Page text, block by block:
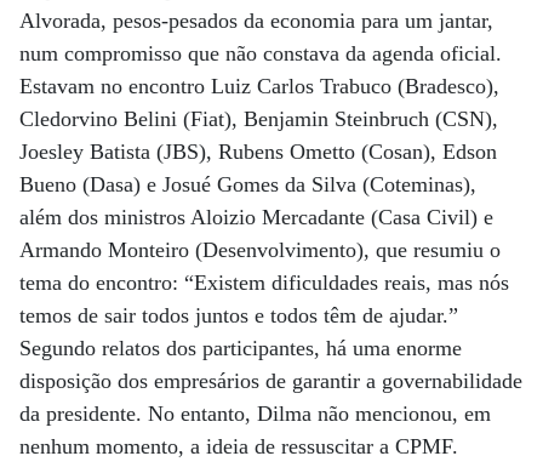
Alvorada, pesos-pesados da economia para um jantar,
num compromisso que não constava da agenda oficial.
Estavam no encontro Luiz Carlos Trabuco (Bradesco),
Cledorvino Belini (Fiat), Benjamin Steinbruch (CSN),
Joesley Batista (JBS), Rubens Ometto (Cosan), Edson
Bueno (Dasa) e Josué Gomes da Silva (Coteminas),
além dos ministros Aloizio Mercadante (Casa Civil) e
Armando Monteiro (Desenvolvimento), que resumiu o
tema do encontro: “Existem dificuldades reais, mas nós
temos de sair todos juntos e todos têm de ajudar.”
Segundo relatos dos participantes, há uma enorme
disposição dos empresários de garantir a governabilidade
da presidente. No entanto, Dilma não mencionou, em
nenhum momento, a ideia de ressuscitar a CPMF.